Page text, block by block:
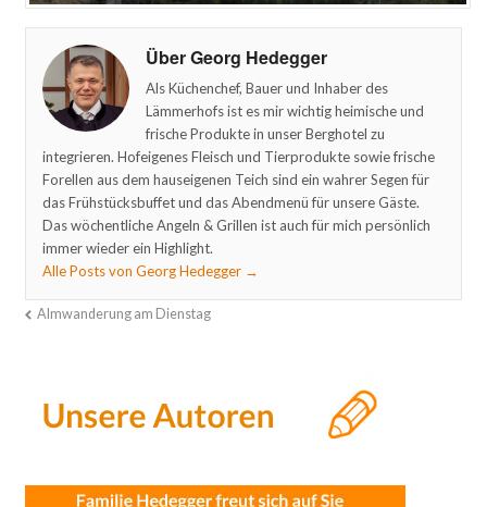
Über Georg Hedegger
Als Küchenchef, Bauer und Inhaber des
Lämmerhofs ist es mir wichtig heimische und
frische Produkte in unser Berghotel zu
integrieren. Hofeigenes Fleisch und Tierprodukte sowie frische
Forellen aus dem hauseigenen Teich sind ein wahrer Segen für
das Frühstücksbuffet und das Abendmenü für unsere Gäste.
Das wöchentliche Angeln & Grillen ist auch für mich persönlich
immer wieder ein Highlight.
Alle Posts von Georg Hedegger →
Almwanderung am Dienstag